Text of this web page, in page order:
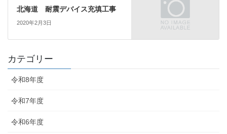
北海道 耐震デバイス充填工事
2020年2月3日
カテゴリー
令和8年度
令和7年度
令和6年度